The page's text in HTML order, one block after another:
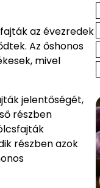
az évezredek
Az őshonos
mivel
jelentőségét,
részben
részben azok